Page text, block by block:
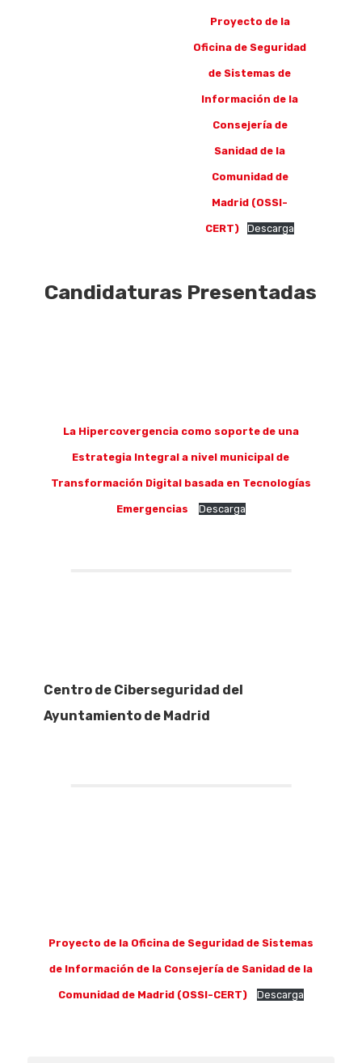
Proyecto de la
Oficina de Seguridad
de Sistemas de
Información de la
Consejería de
Sanidad de la
Comunidad de
Madrid (OSSI-
CERT) Descarga
Candidaturas Presentadas
La Hipercovergencia como soporte de una
Estrategia Integral a nivel municipal de
Transformación Digital basada en Tecnologías
Emergencias Descarga
Centro de Ciberseguridad del
Ayuntamiento de Madrid
Proyecto de la Oficina de Seguridad de Sistemas
de Información de la Consejería de Sanidad de la
Comunidad de Madrid (OSSI-CERT) Descarga